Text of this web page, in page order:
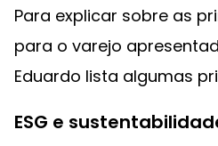
Para explicar sobre as
para o varejo
Eduardo lista algumas
ESG e